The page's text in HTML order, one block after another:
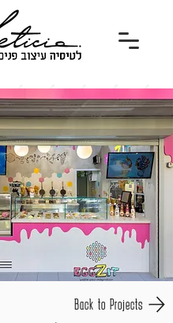
Back to Projects